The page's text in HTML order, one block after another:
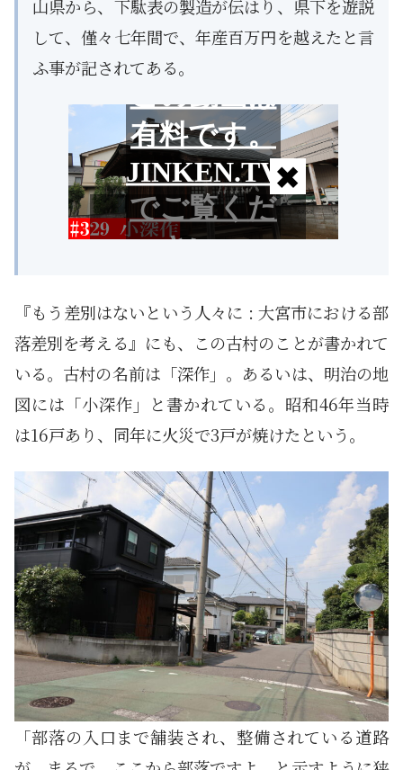
山県から、下駄表の製造が伝はり、県下を遊説
して、僅々七年間で、年産百万円を越えたと言
ふ事が記されてある。
『もう差別はないという人々に : 大宮市における部
落差別を考える』にも、この古村のことが書かれて
いる。古村の名前は「深作」。あるいは、明治の地
図には「小深作」と書かれている。昭和46年当時
は16戸あり、同年に火災で3戸が焼けたという。
「部落の入口まで舗装され、整備されている道路